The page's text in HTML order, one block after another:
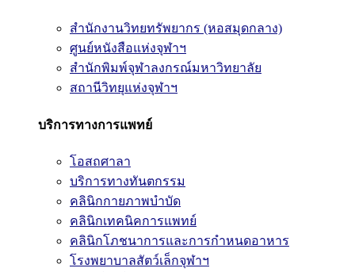
สำนักงานวิทยทรัพยากร (หอสมุดกลาง)
ศูนย์หนังสือแห่งจุฬาฯ
สำนักพิมพ์จุฬาลงกรณ์มหาวิทยาลัย
สถานีวิทยุแห่งจุฬาฯ
บริการทางการแพทย์
โอสถศาลา
บริการทางทันตกรรม
คลินิกกายภาพบำบัด
คลินิกเทคนิคการแพทย์
คลินิกโภชนาการและการกำหนดอาหาร
โรงพยาบาลสัตว์เล็กจุฬาฯ